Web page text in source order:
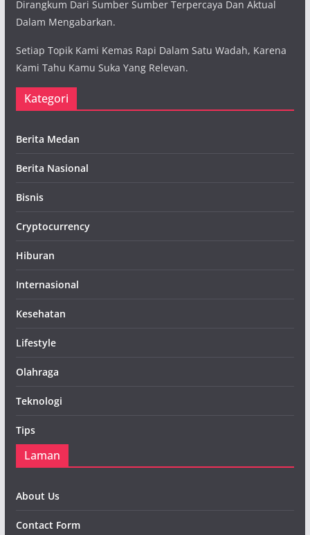
Dirangkum Dari Sumber Sumber Terpercaya Dan Aktual
Dalam Mengabarkan.
Setiap Topik Kami Kemas Rapi Dalam Satu Wadah, Karena
Kami Tahu Kamu Suka Yang Relevan.
Kategori
Berita Medan
Berita Nasional
Bisnis
Cryptocurrency
Hiburan
Internasional
Kesehatan
Lifestyle
Olahraga
Teknologi
Tips
Laman
About Us
Contact Form